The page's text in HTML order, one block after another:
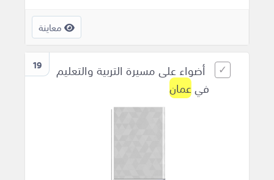
معاينة
19
أضواء على مسيرة التربية والتعليم
فيعمان